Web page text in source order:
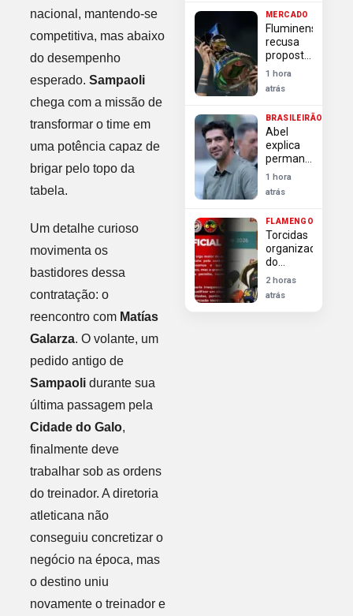
nacional, mantendo-se
competitiva, mas abaixo
do desempenho
esperado. Sampaoli
chega com a missão de
transformar o time em
uma potência capaz de
brigar pelo topo da
tabela.
Um detalhe curioso
movimenta os
bastidores dessa
contratação: o
reencontro com Matías
Galarza. O volante, um
pedido antigo de
Sampaolidurante sua
última passagem pela
Cidade do Galo,
finalmente deve
trabalhar sob as ordens
do treinador. A diretoria
atleticana não
conseguiu concretizar o
negócio na época, mas
o destino uniu
novamente o treinador e
MERCADO
Fluminense
recusa
proposta
bilionária
de SAF e
aguarda
oferta da
Lazuli
Partners
1 hora
atrás
BRASILEIRÃO
Abel
explica
permanência
Palmeiras:
títulos,
base e
modelo
1 hora
atrás
FLAMENGO
Torcidas
organizadas
do
Flamengo
cobram
saídas de
2 horas
atrás